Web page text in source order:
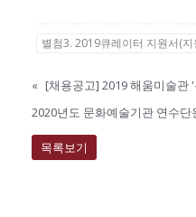
별첨3. 2019큐레이터 지원서(
« [채용공고] 2019 해움미술관
2020년도 문화예술기관 연수
목록보기